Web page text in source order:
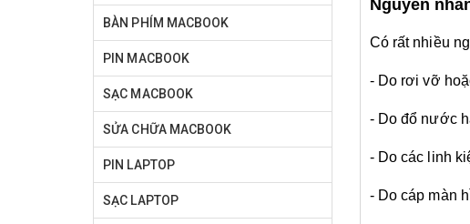
Nguyên
Có rất nhiều
- Do rơi vỡ
- Do đổ nước
- Do các linh
- Do cáp màn
BÀN PHÍM MACBOOK
PIN MACBOOK
SẠC MACBOOK
SỬA CHỮA MACBOOK
PIN LAPTOP
SẠC LAPTOP